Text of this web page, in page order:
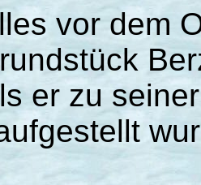
vor dem
er zu